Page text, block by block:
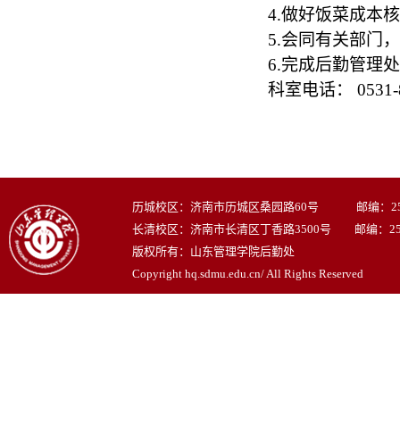
4.做好饭菜成本
5.会同有关部门
6.完成后勤管理
科室电话：
历城校区：济南市历城区桑园路60号 邮编：
长清校区：济南市长清区丁香路3500号 邮编：
版权所有：山东管理学院后勤处
Copyright hq.sdmu.edu.cn/ All Rights Reserved